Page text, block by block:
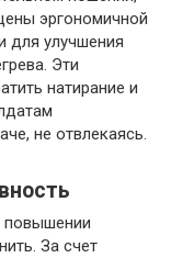
эргономичной
для улучшения
Эти
натирание и
не отвлекаясь.
повышении
За счет